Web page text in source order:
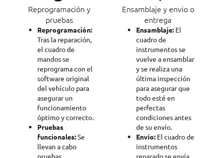
Reprogramación y
pruebas
Reprogramación:
Tras la reparación,
el cuadro de
mandos se
reprograma con el
software original
del vehículo para
asegurar un
funcionamiento
óptimo y correcto.
Pruebas
funcionales:Se
llevan a cabo
pruebas
Ensamblaje y envio o
entrega
Ensamblaje: El
cuadro de
instrumentos se
vuelve a ensamblar
y se realiza una
última inspección
para asegurar que
todo esté en
perfectas
condiciones antes
de su envío.
Envío: El cuadro de
instrumentos
reparado se envía